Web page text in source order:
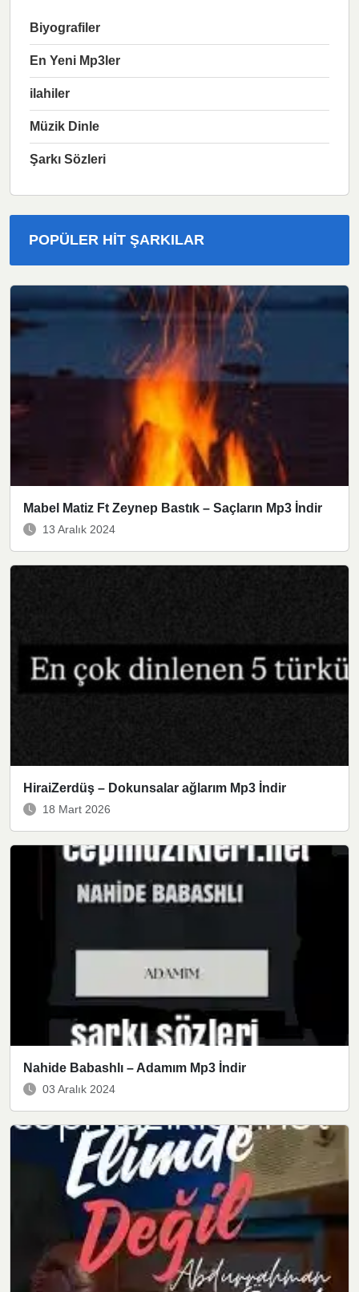
Biyografiler
En Yeni Mp3ler
ilahiler
Müzik Dinle
Şarkı Sözleri
POPÜLER HIT ŞARKILAR
Mabel Matiz Ft Zeynep Bastık – Saçların Mp3 İndir
13 Aralık 2024
HiraiZerdüş – Dokunsalar ağlarım Mp3 İndir
18 Mart 2026
Nahide Babashlı – Adamım Mp3 İndir
03 Aralık 2024